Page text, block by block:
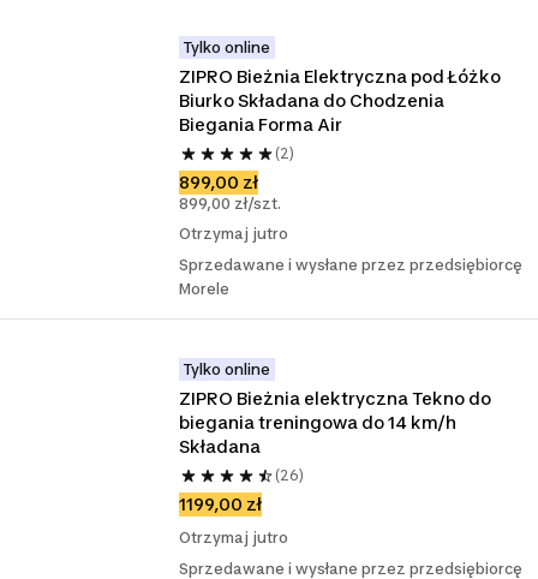
Tylko online
ZIPRO Bieżnia Elektryczna pod Łóżko
Biurko Składana do Chodzenia
Biegania Forma Air
(2)
899,00 zł
899,00 zł/szt.
Otrzymaj jutro
Sprzedawane i wysłane przez przedsiębiorcę
Morele
Tylko online
ZIPRO Bieżnia elektryczna Tekno do
biegania treningowa do 14 km/h
Składana
(26)
1199,00 zł
Otrzymaj jutro
Sprzedawane i wysłane przez przedsiębiorcę